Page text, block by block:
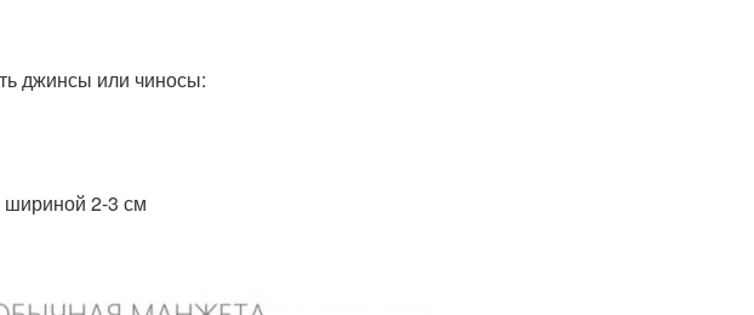
джинсы или чиносы:
шириной 2-3 см